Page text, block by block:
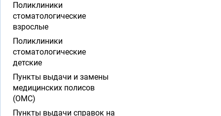
Поликлиники
стоматологические
взрослые
Поликлиники
стоматологические
детские
Пункты выдачи и замены
медицинских полисов
(ОМС)
Пункты выдачи справок на